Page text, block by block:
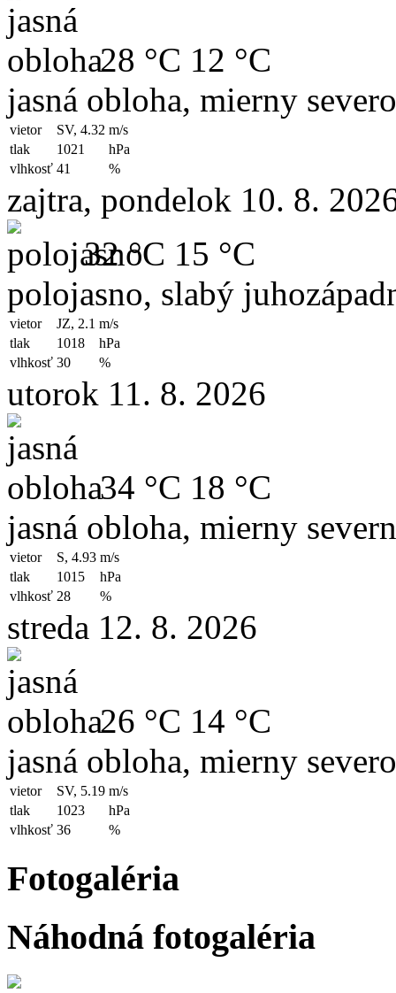
28 °C 12 °C
jasná obloha, mierny
vietor SV, 4.32 m/s
tlak
1021
hPa
vlhkosť 41 %
zajtra, pondelok 10. 8.
32 °C 15 °C
polojasno, slabý
vietor JZ, 2.1 m/s
tlak
1018
hPa
vlhkosť 30 %
utorok 11. 8. 2026
34 °C 18 °C
jasná obloha, mierny
vietor S, 4.93 m/s
tlak
1015
hPa
vlhkosť 28 %
streda 12. 8. 2026
26 °C 14 °C
jasná obloha, mierny
vietor SV, 5.19 m/s
tlak
1023
hPa
vlhkosť 36 %
Fotogaléria
Náhodná fotogaléria